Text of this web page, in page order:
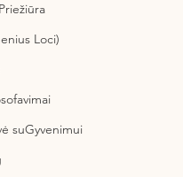
Loci)
suGyvenimui